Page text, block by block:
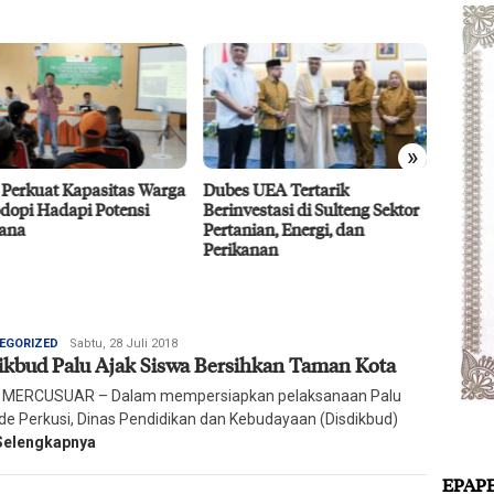
»
Kapasitas Warga
Hadapi Potensi
Dubes UEA Tertarik
Berinvestasi di Sulteng Sektor
Pertanian, Energi, dan
Perikanan
CPO
Agro
2026
Redaksi
Harian
Mercusuar
Sabtu, 28 Juli 2018
Palu Ajak Siswa Bersihkan Taman Kota
MERCUSUAR – Dalam mempersiapkan pelaksanaan Palu
Perkusi, Dinas Pendidikan dan Kebudayaan (Disdikbud)